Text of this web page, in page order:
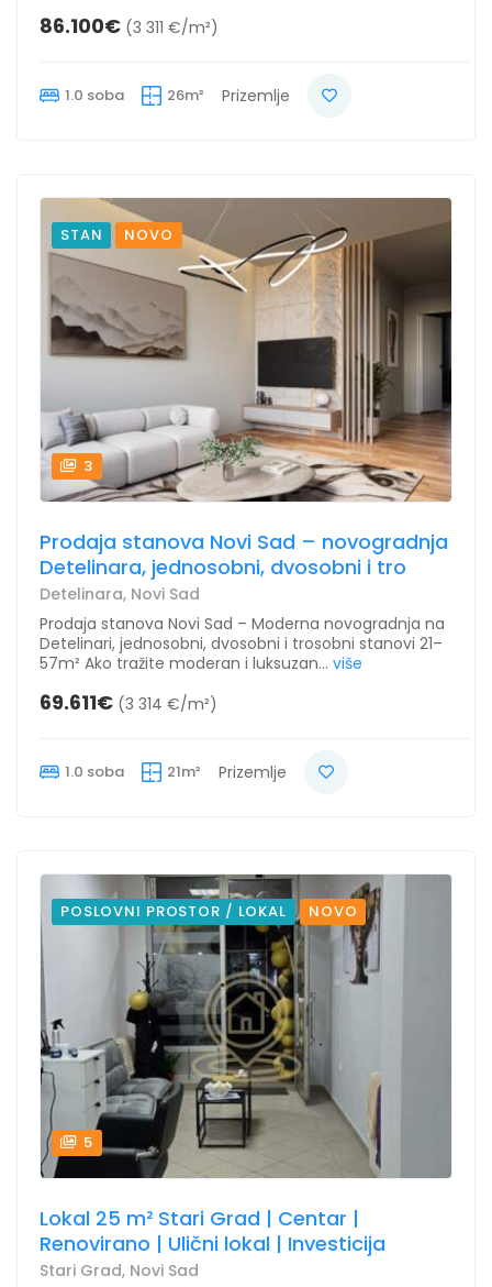
86.100€ (3 311 €/m²)
1.0 soba 26m² Prizemlje
STAN NOVO
3
Prodaja stanova Novi Sad – novogradnja
Detelinara, jednosobni, dvosobni i tro
Detelinara, Novi Sad
Prodaja stanova Novi Sad – Moderna novogradnja na
Detelinari, jednosobni, dvosobni i trosobni stanovi 21–
57m² Ako tražite moderan i luksuzan... više
69.611€ (3 314 €/m²)
1.0 soba 21m² Prizemlje
POSLOVNI PROSTOR / LOKAL NOVO
5
Lokal 25 m² Stari Grad | Centar |
Renovirano | Ulični lokal | Investicija
Stari Grad, Novi Sad